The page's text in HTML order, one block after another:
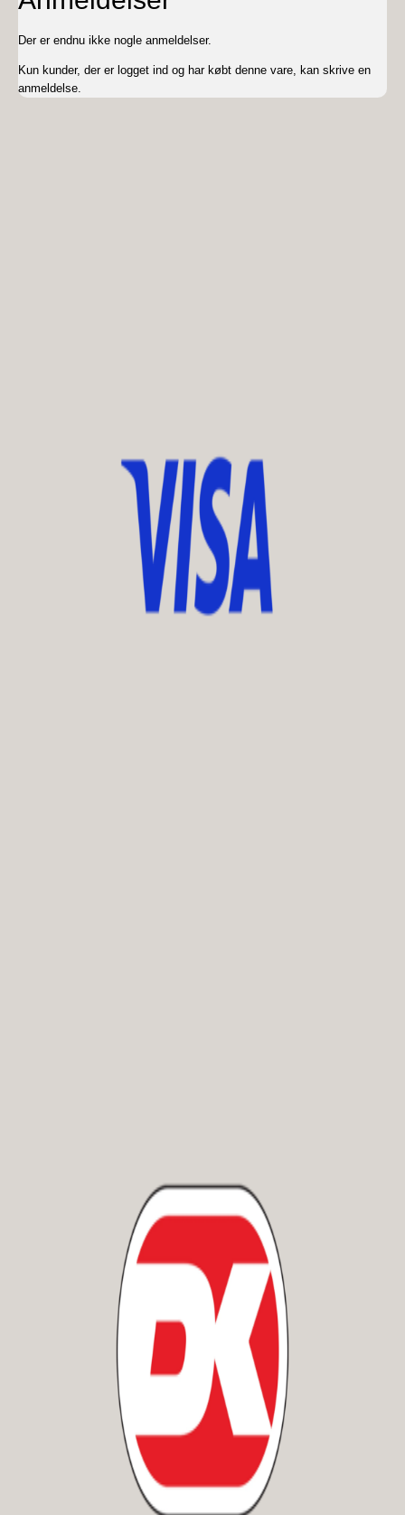
Der er endnu ikke nogle anmeldelser.
Kun kunder, der er logget ind og har købt denne vare, kan skrive en
anmeldelse.